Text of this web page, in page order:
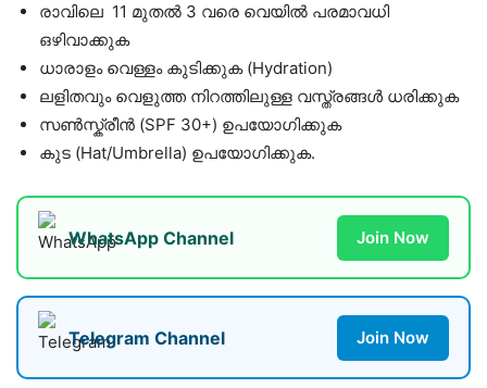
രാവിലെ 11 മുതൽ 3 വരെ വെയിൽ പരമാവധി
ഒഴിവാക്കുക
ധാരാളം വെള്ളം കുടിക്കുക (Hydration)
ലളിതവും വെളുത്ത നിറത്തിലുള്ള വസ്ത്രങ്ങൾ ധരിക്കുക
സൺസ്ക്രീൻ (SPF 30+) ഉപയോഗിക്കുക
കുട (Hat/Umbrella) ഉപയോഗിക്കുക.
WhatsApp Channel Join Now
Telegram Channel Join Now